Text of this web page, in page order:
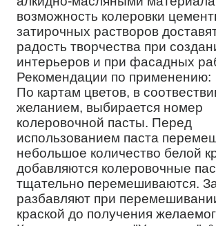
возможность колеровки
затирочных растворов
радость творчества при
интерьеров и при фасадных
Рекомендации по применению:
По картам цветов, в
желанием, выбирается номер
колеровочной пасты. Перед
использованием паста
небольшое количество белой
добавляются колеровочные
тщательно перемешиваются.
разбавляют при
краской до получения